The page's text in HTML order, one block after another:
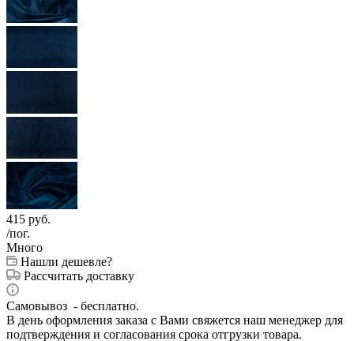
415 руб.
/пог.
Много
Нашли дешевле?
Рассчитать доставку
Самовывоз - бесплатно.
В день оформления заказа с Вами свяжется наш менеджер для
подтверждения и согласования срока отгрузки товара.